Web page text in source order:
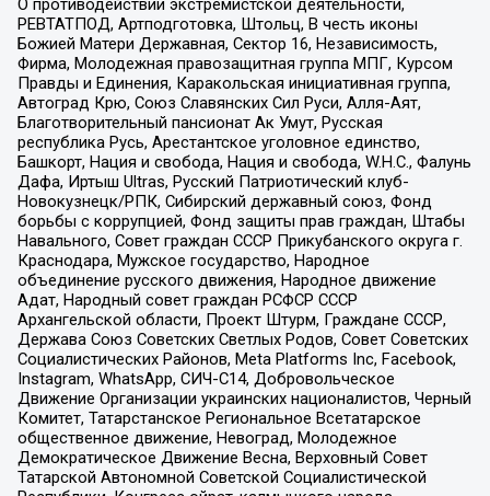
О противодействии экстремистской деятельности,
РЕВТАТПОД, Артподготовка, Штольц, В честь иконы
Божией Матери Державная, Сектор 16, Независимость,
Фирма, Молодежная правозащитная группа МПГ, Курсом
Правды и Единения, Каракольская инициативная группа,
Автоград Крю, Союз Славянских Сил Руси, Алля-Аят,
Благотворительный пансионат Ак Умут, Русская
республика Русь, Арестантское уголовное единство,
Башкорт, Нация и свобода, Нация и свобода, W.H.С., Фалунь
Дафа, Иртыш Ultras, Русский Патриотический клуб-
Новокузнецк/РПК, Сибирский державный союз, Фонд
борьбы с коррупцией, Фонд защиты прав граждан, Штабы
Навального, Совет граждан СССР Прикубанского округа г.
Краснодара, Мужское государство, Народное
объединение русского движения, Народное движение
Адат, Народный совет граждан РСФСР СССР
Архангельской области, Проект Штурм, Граждане СССР,
Держава Союз Советских Светлых Родов, Совет Советских
Социалистических Районов, Meta Platforms Inc, Facebook,
Instagram, WhatsApp, СИЧ-С14, Добровольческое
Движение Организации украинских националистов, Черный
Комитет, Татарстанское Региональное Всетатарское
общественное движение, Невоград, Молодежное
Демократическое Движение Весна, Верховный Совет
Татарской Автономной Советской Социалистической